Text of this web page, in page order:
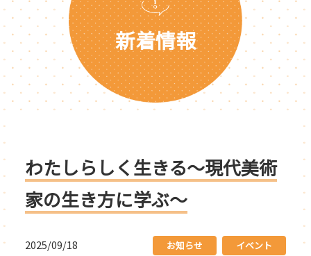
新着情報
わたしらしく生きる～現代美術
家の生き方に学ぶ～
2025/09/18 お知らせ イベント